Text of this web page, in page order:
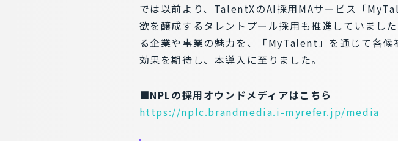
では以前より、TalentXのAI採用MAサービス「
欲を醸成するタレントプール採用も推進していまし
る企業や事業の魅力を、「MyTalent」を通じて各
効果を期待し、本導入に至りました。
■NPLの採用オウンドメディアはこちら
https://nplc.brandmedia.i-myrefer.jp/media